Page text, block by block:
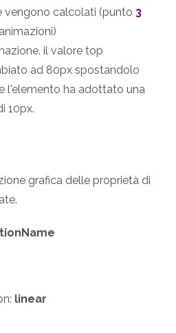
vengono calcolati (punto 3
il valore top
ad 80px spostandolo
l'elemento ha adottato una
10px.
grafica delle proprietà di
linear